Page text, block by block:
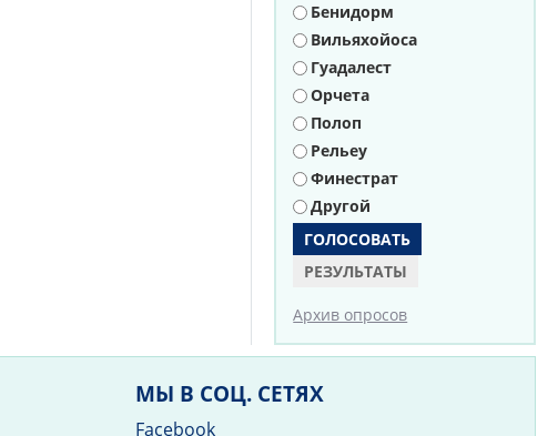
Бенидорм
Вильяхойоса
Гуадалест
Орчета
Полоп
Рельеу
Финестрат
Другой
РЕЗУЛЬТАТЫ
Архив опросов
МЫ В СОЦ. СЕТЯХ
Facebook